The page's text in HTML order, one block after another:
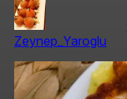
Zeynep_Yaroglu